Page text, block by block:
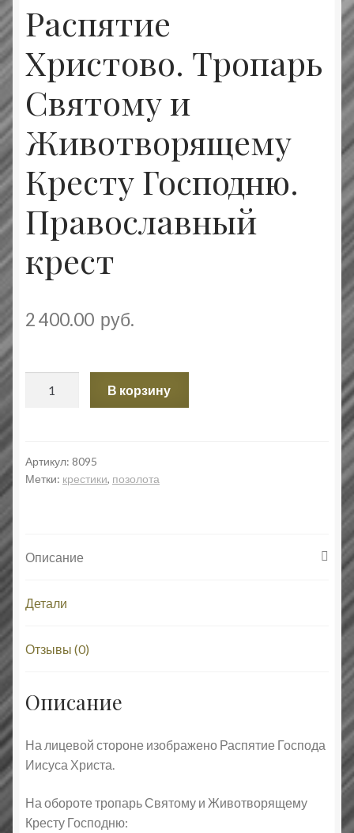
Распятие
Христово. Тропарь
Святому и
Животворящему
Кресту Господню.
Православный
крест
2 400.00 руб.
Тропарь
Святому
Господню.
крест
В корзину
Артикул: 8095
Метки: крестики, позолота
Описание
Детали
Отзывы (0)
Описание
На лицевой стороне изображено Распятие Господа
Иисуса Христа.
На обороте тропарь Святому и Животворящему
Кресту Господню: